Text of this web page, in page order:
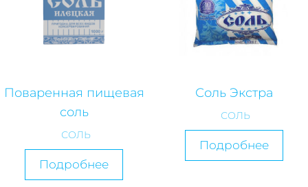
Поваренная пищевая
соль
СОЛЬ
Подробнее
Соль Экстра
СОЛЬ
Подробнее